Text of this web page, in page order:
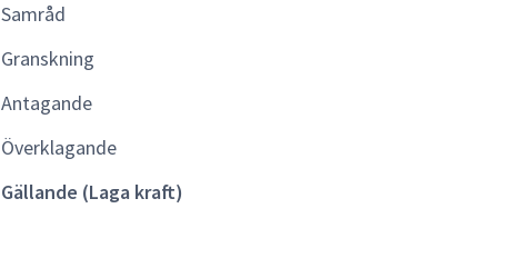
Samråd
Granskning
Antagande
Överklagande
Gällande (Laga kraft)